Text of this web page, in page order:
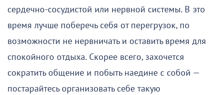
сердечно-сосудистой или нервной системы. В это
время лучше поберечь себя от перегрузок, по
возможности не нервничать и оставить время для
спокойного отдыха. Скорее всего, захочется
сократить общение и побыть наедине с собой —
постарайтесь организовать себе такую